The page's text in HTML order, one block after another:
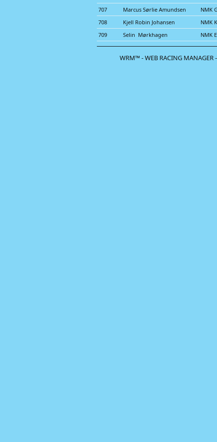
707
Marcus Sørlie Amundsen
NMK
708
Kjell Robin Johansen
NMK
709
Selin Mørkhagen NMK
WRM™ - WEB RACING MANAGER